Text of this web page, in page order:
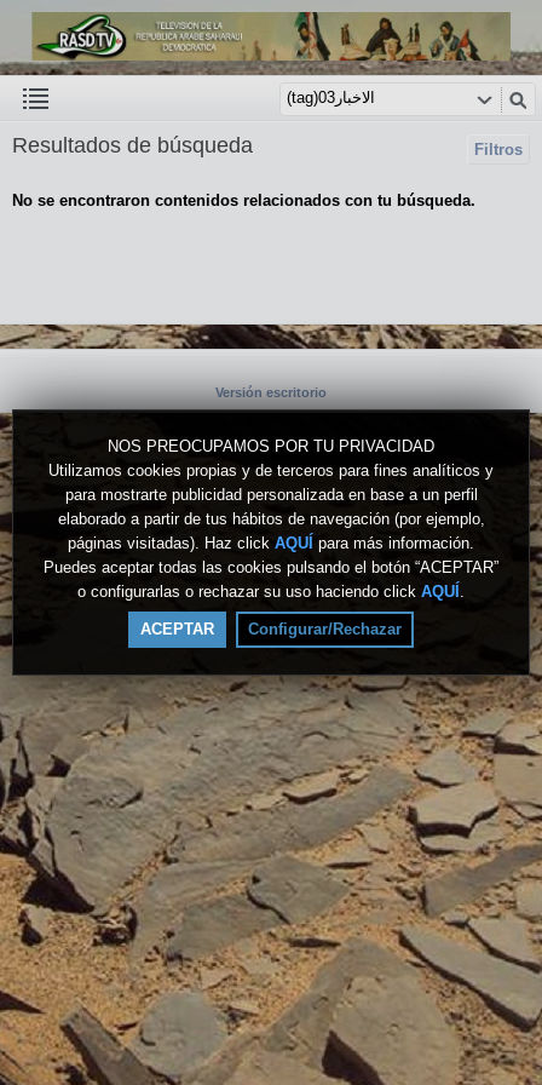
NOS PREOCUPAMOS POR TU PRIVACIDAD
Utilizamos cookies propias y de terceros para fines analíticos y
para mostrarte publicidad personalizada en base a un perfil
elaborado a partir de tus hábitos de navegación (por ejemplo,
páginas visitadas). Haz click AQUÍ para más información.
Puedes aceptar todas las cookies pulsando el botón “ACEPTAR”
o configurarlas o rechazar su uso haciendo click AQUÍ .
ACEPTAR Configurar/Rechazar
Filtros
Resultados de búsqueda
No se encontraron contenidos relacionados con tu búsqueda.
Versión escritorio